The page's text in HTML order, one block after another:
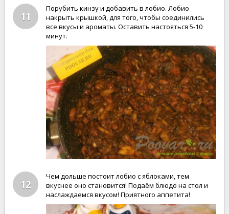
11
Порубить кинзу и добавить в лобио. Лобио
накрыть крышкой, для того, чтобы соединились
все вкусы и ароматы. Оставить настояться 5-10
минут.
12
Чем дольше постоит лобио с яблоками, тем
вкуснее оно становится! Подаём блюдо на стол и
наслаждаемся вкусом! Приятного аппетита!